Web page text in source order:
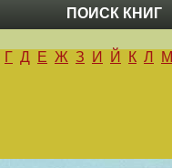
ПОИСК КНИГ
Г Д Е Ж З И Й К Л М